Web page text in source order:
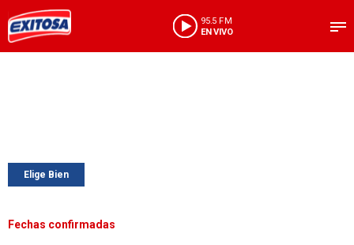
95.5 FM
EN VIVO
Elige Bien
Fechas confirmadas